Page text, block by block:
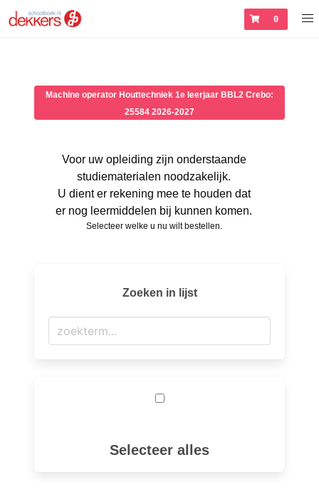
0
Machine operator Houttechniek 1e leerjaar BBL2 Crebo:
25584 2026-2027
Voor uw opleiding zijn onderstaande
studiematerialen noodzakelijk.
U dient er rekening mee te houden dat
er nog leermiddelen bij kunnen komen.
Selecteer welke u nu wilt bestellen.
Zoeken in lijst
Selecteer alles